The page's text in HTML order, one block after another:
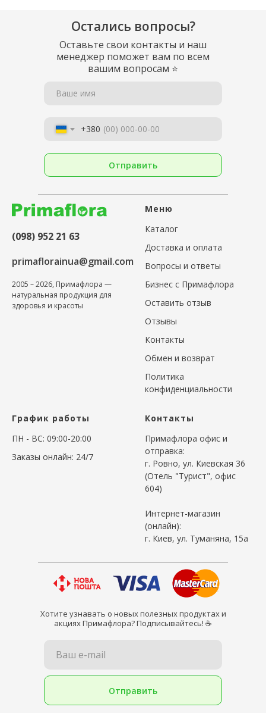
Остались вопросы?
Оставьте свои контакты и наш
менеджер поможет вам по всем
вашим вопросам ⭐
Ваше имя
+380
Отправить
(098) 952 21 63
primaflorainua@gmail.com
2005 – 2026, Примафлора —
натуральная продукция для
здоровья и красоты
Меню
Каталог
Доставка и оплата
Вопросы и ответы
Бизнес с Примафлора
Оставить отзыв
Отзывы
Контакты
Обмен и возврат
Политика
конфиденциальности
График работы
ПН - ВС: 09:00-20:00
Заказы онлайн: 24/7
Контакты
Примафлора офис и
отправка:
г. Ровно, ул. Киевская 36
(Отель "Турист", офис
604)
Интернет-магазин
(онлайн):
г. Киев, ул. Туманяна, 15а
Хотите узнавать о новых полезных продуктах и
акциях Примафлора? Подписывайтесь! ☕
Ваш e-mail
Отправить